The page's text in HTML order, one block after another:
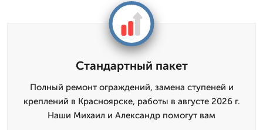
Стандартный пакет
Полный ремонт ограждений, замена ступеней и
креплений в Красноярске, работы в августе 2026 г.
Наши Михаил и Александр помогут вам